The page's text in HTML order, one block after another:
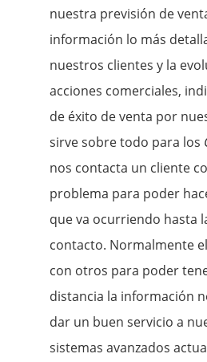
nuestra previsión de
información lo más
nuestros clientes y la
acciones comerciales,
de éxito de venta por
sirve sobre todo para los
nos contacta un cliente
problema para poder
que va ocurriendo hasta
contacto. Normalmente
con otros para poder
distancia la información
dar un buen servicio a
sistemas avanzados